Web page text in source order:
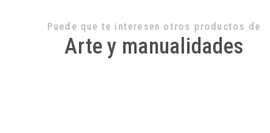
Puede que te interesen otros productos de
Arte y manualidades